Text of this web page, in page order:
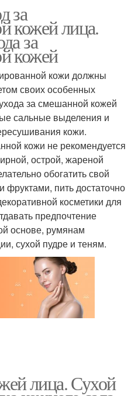
за
кожей лица.
за
кожей
кожи должны
своих особенных
за смешанной кожей
сальные выделения и
кожи.
кожи не рекомендуется
острой, жареной
обогатить свой
пить достаточно
косметики для
предпочтение
основе, румянам
сухой пудре и теням.
лица. Сухой